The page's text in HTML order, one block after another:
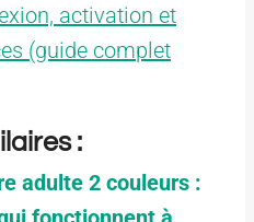
activation et
(guide complet
:
adulte 2 couleurs :